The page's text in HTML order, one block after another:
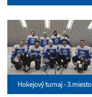
Hokejový turnaj - 3.miesto